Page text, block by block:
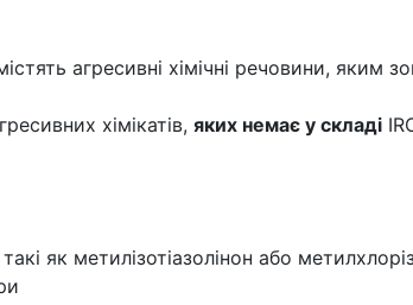
агресивні хімічні речовини, яким
хімікатів, яких немає у складі
як метилізотіазолінон або